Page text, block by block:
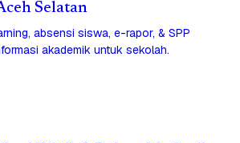
Selatan
absensi siswa, e-rapor, & SPP
akademik untuk sekolah.